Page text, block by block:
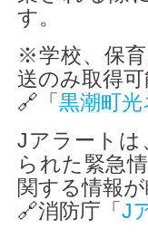
す。
※学校、保
送のみ取得
🔗「黒潮町
Jアラートは
られた緊急
関する情報
🔗消防庁「J